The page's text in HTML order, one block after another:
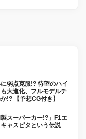
弱点克服!? 待望のハイ
大進化、フルモデルチ
!? 【予想CG付き】
製スーパーカー!?」F1エ
ャスピタという伝説